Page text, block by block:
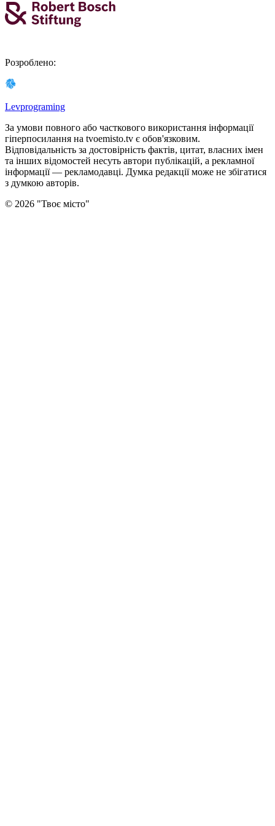
Розроблено:
Levprograming
За умови повного або часткового використання iнформацiї
гіперпосилання на tvoemisto.tv є обов'язковим.
Відповідальність за достовірність фактів, цитат, власних імен
та інших відомостей несуть автори публікацій, а рекламної
інформації — рекламодавці. Думка редакцiї може не збiгатися
з думкою авторiв.
© 2026 "Твоє місто"